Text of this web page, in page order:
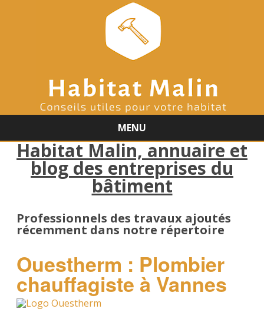
MENU
Skip
to
content
Habitat Malin, annuaire et
blog des entreprises du
bâtiment
Professionnels des travaux ajoutés
récemment dans notre répertoire
Ouestherm : Plombier
chauffagiste à Vannes